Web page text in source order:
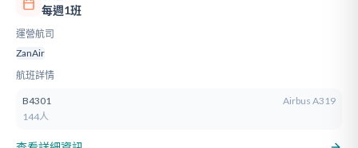
每週1班
運營航司
ZanAir
航班詳情
B4301
Airbus A319
144人